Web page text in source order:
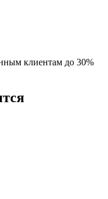
клиентам до 30%